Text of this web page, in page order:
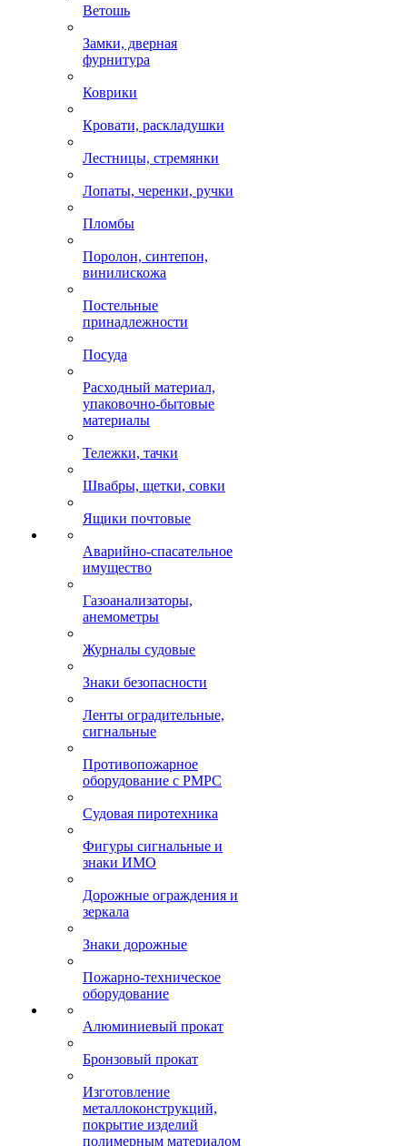
Ветошь
Замки, дверная
фурнитура
Коврики
Кровати, раскладушки
Лестницы, стремянки
Лопаты, черенки, ручки
Пломбы
Поролон, синтепон,
винилискожа
Постельные
принадлежности
Посуда
Расходный материал,
упаковочно-бытовые
материалы
Тележки, тачки
Швабры, щетки, совки
Ящики почтовые
Аварийно-спасательное
имущество
Газоанализаторы,
анемометры
Журналы судовые
Знаки безопасности
Ленты оградительные,
сигнальные
Противопожарное
оборудование с РМРС
Судовая пиротехника
Фигуры сигнальные и
знаки ИМО
Дорожные ограждения и
зеркала
Знаки дорожные
Пожарно-техническое
оборудование
Алюминиевый прокат
Бронзовый прокат
Изготовление
металлоконструкций,
покрытие изделий
полимерным материалом